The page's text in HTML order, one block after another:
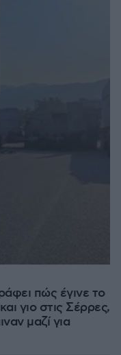
πώς έγινε το
γιο στις Σέρρες,
μαζί για